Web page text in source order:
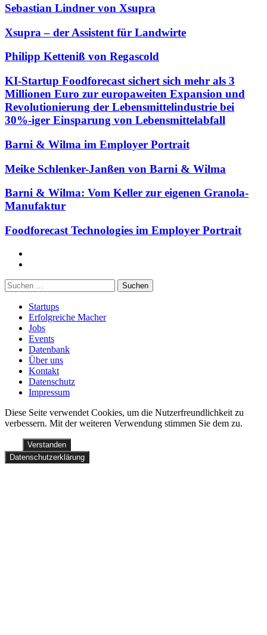
Sebastian Lindner von Xsupra
Xsupra – der Assistent für Landwirte
Philipp Ketteniß von Regascold
KI-Startup Foodforecast sichert sich mehr als 3
Millionen Euro zur europaweiten Expansion und
Revolutionierung der Lebensmittelindustrie bei
30%-iger Einsparung von Lebensmittelabfall
Barni & Wilma im Employer Portrait
Meike Schlenker-Janßen von Barni & Wilma
Barni & Wilma: Vom Keller zur eigenen Granola-
Manufaktur
Foodforecast Technologies im Employer Portrait
Suchen
nach:
Startups
Erfolgreiche Macher
Jobs
Events
Datenbank
Über uns
Kontakt
Datenschutz
Impressum
Diese Seite verwendet Cookies, um die Nutzerfreundlichkeit zu
verbessern. Mit der weiteren Verwendung stimmen Sie dem zu.
Verstanden
Datenschutzerklärung